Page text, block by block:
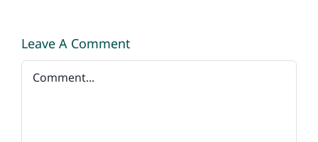
Leave A Comment
Comment